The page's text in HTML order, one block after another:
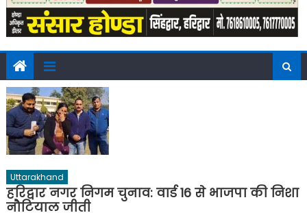
Uttarakhand
हरिद्वार नगर निगम चुनाव: वार्ड 16 से भाजपा की निशा
नौटियाल जीती